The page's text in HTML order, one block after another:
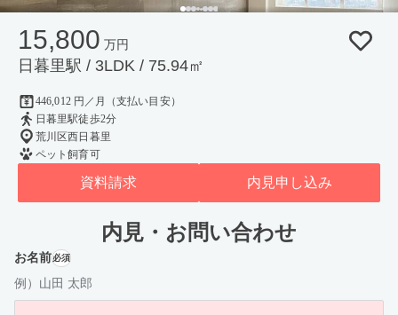
15,800 万円
日暮里駅 / 3LDK / 75.94㎡
446,012 円／月（支払い目安）
日暮里駅徒歩2分
荒川区西日暮里
ペット飼育可
資料請求 内見申し込み
内見・お問い合わせ
お名前必須
例）山田 太郎